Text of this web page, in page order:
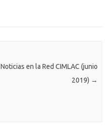
Noticias en la Red CIMLAC (junio
2019) →